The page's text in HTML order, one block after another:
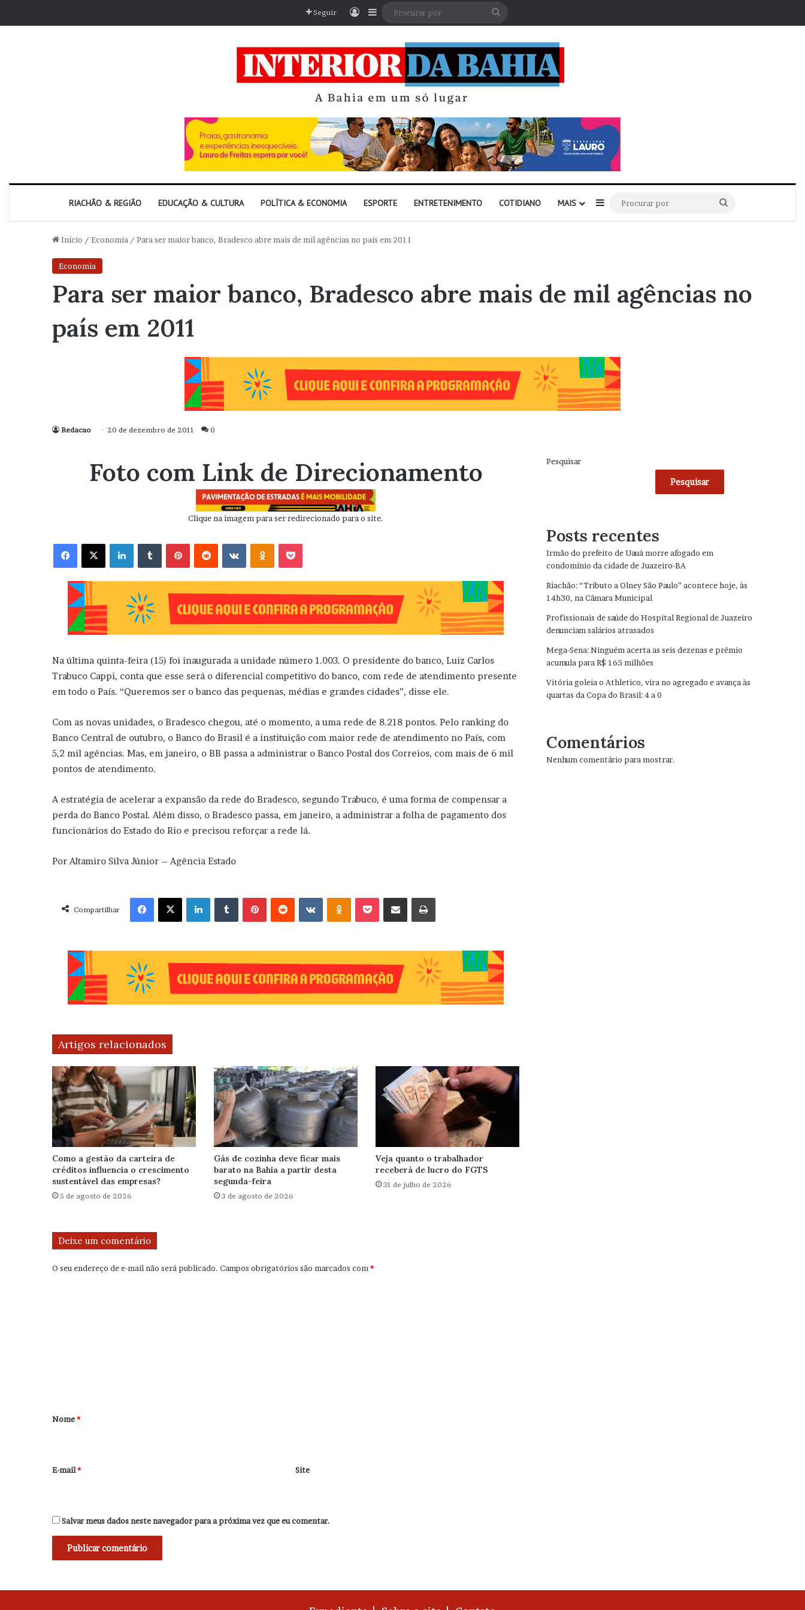
Seguir EntrarBarra Lateral
RIACHÃO & REGIÃO EDUCAÇÃO & CULTURA POLÍTICA & ECONOMIA ESPORTE ENTRETENIMENTO COTIDIANO MAIS Barra Lateral
por
Início / Economia / Para ser maior banco, Bradesco abre mais de mil agências no país em 2011
Economia
Para ser maior banco, Bradesco abre mais de mil agências no
país em 2011
Redacao 20 de dezembro de 2011 0
Foto com Link de Direcionamento
Clique na imagem para ser redirecionado para o site.
Facebook X Linkedin VK OK
Na última quinta-feira (15) foi inaugurada a unidade número 1.003. O presidente do banco, Luiz Carlos
Trabuco Cappi, conta que esse será o diferencial competitivo do banco, com rede de atendimento presente
em todo o País. “Queremos ser o banco das pequenas, médias e grandes cidades”, disse ele.
Com as novas unidades, o Bradesco chegou, até o momento, a uma rede de 8.218 pontos. Pelo ranking do
Banco Central de outubro, o Banco do Brasil é a instituição com maior rede de atendimento no País, com
5,2 mil agências. Mas, em janeiro, o BB passa a administrar o Banco Postal dos Correios, com mais de 6 mil
pontos de atendimento.
A estratégia de acelerar a expansão da rede do Bradesco, segundo Trabuco, é uma forma de compensar a
perda do Banco Postal. Além disso, o Bradesco passa, em janeiro, a administrar a folha de pagamento dos
funcionários do Estado do Rio e precisou reforçar a rede lá.
Por Altamiro Silva Júnior – Agência Estado
Compartilhar
Facebook X Linkedin VK OK
Artigos relacionados
Como a gestão da carteira de
créditos influencia o crescimento
sustentável das empresas?
5 de agosto de 2026
Gás de cozinha deve ficar mais
barato na Bahia a partir desta
segunda-feira
3 de agosto de 2026
Veja quanto o trabalhador
receberá de lucro do FGTS
31 de julho de 2026
Deixe um comentário
O seu endereço de e-mail não será publicado. Campos obrigatórios são marcados com*
r
*
Nome*
E-mail* Site
Salvar meus dados neste navegador para a próxima vez que eu comentar.
Pesquisar
Pesquisar
Posts recentes
Irmão do prefeito de Uauá morre afogado em
condomínio da cidade de Juazeiro-BA
Riachão: “Tributo a Olney São Paulo” acontece hoje, às
14h30, na Câmara Municipal
Profissionais de saúde do Hospital Regional de Juazeiro
denunciam salários atrasados
Mega-Sena: Ninguém acerta as seis dezenas e prêmio
acumula para R$ 165 milhões
Vitória goleia o Athletico, vira no agregado e avança às
quartas da Copa do Brasil: 4 a 0
Comentários
Nenhum comentário para mostrar.